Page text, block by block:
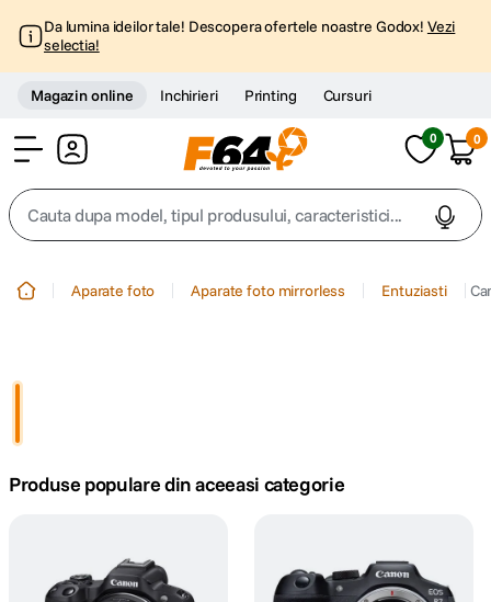
Da lumina ideilor tale! Descopera ofertele noastre Godox! Vezi
selectia!
Magazin online Inchirieri Printing Cursuri
0 0
Cauta dupa model, tipul produsului, caracteristici...
4. peak design
6. lavaliera
Aparate foto Aparate foto mirrorless Entuziasti
Produse populare din aceeasi categorie